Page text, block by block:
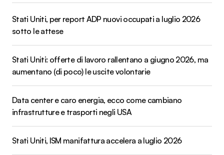
Stati Uniti, per report ADP nuovi occupati a luglio 2026
sotto le attese
Stati Uniti: offerte di lavoro rallentano a giugno 2026, ma
aumentano (di poco) le uscite volontarie
Data center e caro energia, ecco come cambiano
infrastrutture e trasporti negli USA
Stati Uniti, ISM manifattura accelera a luglio 2026